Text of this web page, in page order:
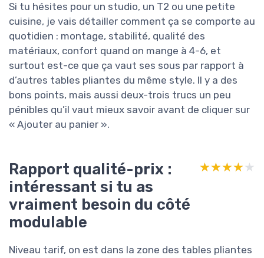
Si tu hésites pour un studio, un T2 ou une petite
cuisine, je vais détailler comment ça se comporte au
quotidien : montage, stabilité, qualité des
matériaux, confort quand on mange à 4-6, et
surtout est-ce que ça vaut ses sous par rapport à
d’autres tables pliantes du même style. Il y a des
bons points, mais aussi deux-trois trucs un peu
pénibles qu’il vaut mieux savoir avant de cliquer sur
« Ajouter au panier ».
Rapport qualité-prix :
intéressant si tu as
vraiment besoin du côté
modulable
★★★★★
★★★★★
Niveau tarif, on est dans la zone des tables pliantes